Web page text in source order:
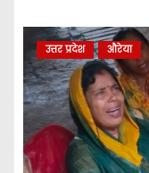
उत्तर प्रदेश औरेया